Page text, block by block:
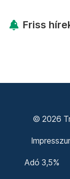
Friss
© 2026
Adó 3,5%